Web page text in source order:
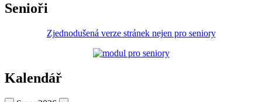
Senioři
Zjednodušená verze stránek nejen pro seniory
Kalendář